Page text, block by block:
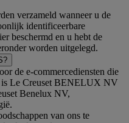
verzameld wanneer u de
identificeerbare
beschermd en u hebt de
worden uitgelegd.
de e-commercediensten die
is Le Creuset BENELUX NV
Benelux NV,
van ons te